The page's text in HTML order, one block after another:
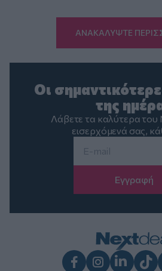
ΑΝΑΚΑΛΥΨΤΕ
Οι
της
Λάβετε τα καλύτερα του
εισερχόμενά σας,